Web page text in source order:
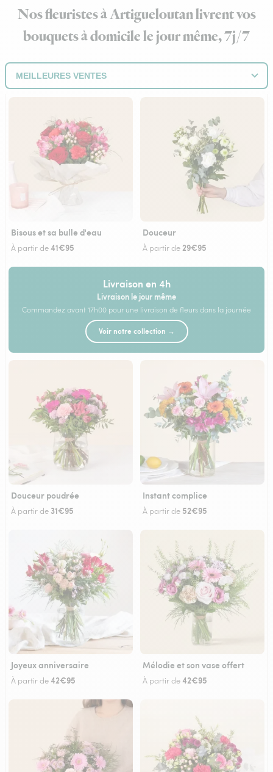
Nos fleuristes à Artigueloutan livrent vos
bouquets à domicile le jour même, 7j/7
Bisous et sa bulle d'eau
À partir de41€95
Douceur
À partir de29€95
Livraison en 4h
Livraison le jour même
Commandez avant 17h00 pour une livraison de fleurs dans la journée
Voir notre collection →
Douceur poudrée
À partir de 31€95
Instant complice
À partir de 52€95
Joyeux anniversaire
À partir de42€95
Mélodie et son vase offert
À partir de42€95